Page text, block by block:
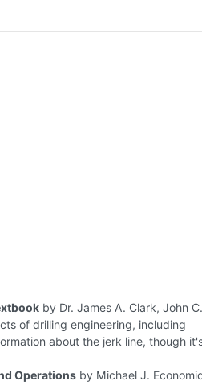
by Dr. James A. Clark, John C.
of drilling engineering, including
about the jerk line, though
Operations by Michael J.